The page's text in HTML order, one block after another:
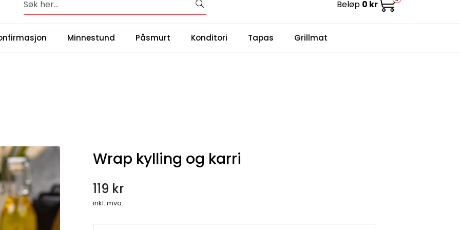
Fersk, nylaget mat av gode råvarer - 365 dager i året
Infosenter Favoritter
Beløp 0 kr
Minnestund Påsmurt Konditori Tapas Grillmat
Wrap kylling og karri
119 kr
inkl. mva.